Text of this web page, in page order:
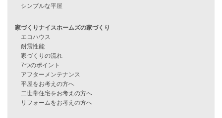
見学会情報
住宅ローンに不安がある方へ
住宅ローン審査に落ちた方・